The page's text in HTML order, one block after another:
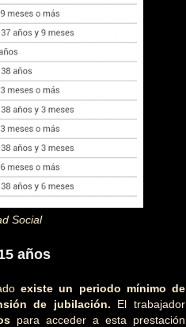
Social
años
existe un periodo mínimo de
de jubilación. El trabajador
para acceder a esta prestación